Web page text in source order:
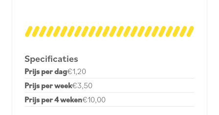
Specificaties
Prijs per dag€1,20
Prijs per week€3,50
Prijs per 4 weken€10,00